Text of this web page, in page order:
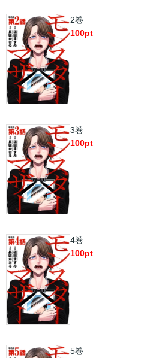
2巻
100pt
3巻
100pt
4巻
100pt
5巻